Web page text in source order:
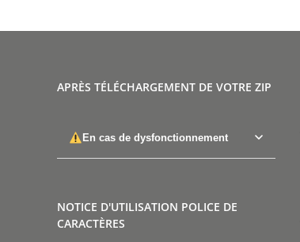
APRÈS TÉLÉCHARGEMENT DE VOTRE ZIP
En cas de dysfonctionnement
NOTICE D'UTILISATION POLICE DE
CARACTÈRES